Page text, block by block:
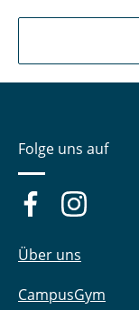
Folge uns auf
Über uns
CampusGym